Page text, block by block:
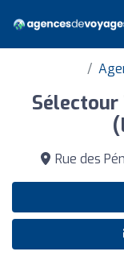
Sélectour
Rue des